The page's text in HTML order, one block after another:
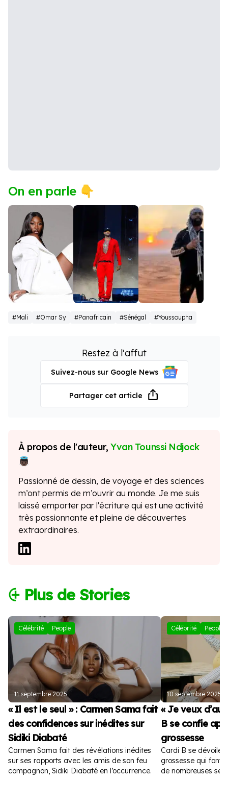
On en parle 👇
Aya
Booba Kaaris
#Mali #Omar Sy #Panafricain #Sénégal #Youssoupha
Restez à l'affut
Suivez-nous sur Google News
Partager cet article
À propos de l'auteur,Yvan Tounssi Ndjock
Passionné de dessin, de voyage et des sciences
m’ont permis de m’ouvrir au monde. Je me suis
laissé emporter par l'écriture qui est une activité
très passionnante et pleine de découvertes
extraordinaires.
⨭ Plus de Stories
Célébrité People
11 septembre 2025
« Il est le seul » : Carmen Sama fait
des confidences sur inédites sur
Sidiki Diabaté
Carmen Sama fait des révélations inédites
sur ses rapports avec les amis de son feu
compagnon, Sidiki Diabaté en l’occurrence.
Célébrité People
10 septembre 2025
« Je veux
B se confie
grossesse
Cardi B se dévoile
grossesse qui font
de nombreuses